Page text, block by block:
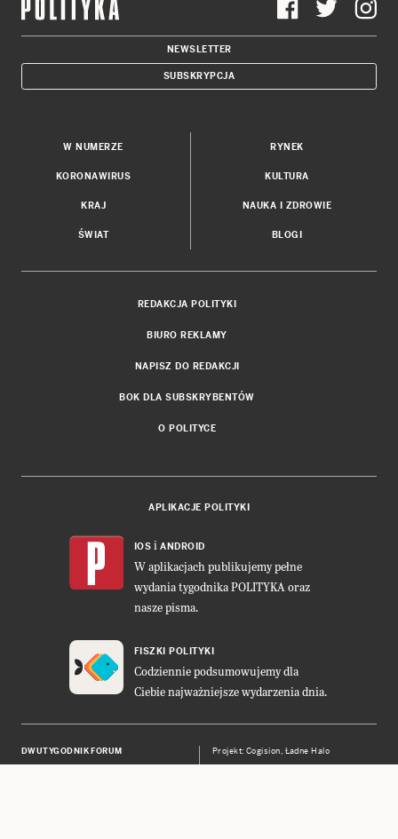
NEWSLETTER
SUBSKRYPCJA
W NUMERZE
KORONAWIRUS
KRAJ
ŚWIAT
RYNEK
KULTURA
NAUKA I ZDROWIE
BLOGI
REDAKCJA POLITYKI
BIURO REKLAMY
NAPISZ DO REDAKCJI
BOK DLA SUBSKRYBENTÓW
O POLITYCE
APLIKACJE POLITYKI
IOS i ANDROID
W aplikacjach publikujemy pełne
wydania tygodnika POLITYKA oraz
nasze pisma.
FISZKI POLITYKI
Codziennie podsumowujemy dla
Ciebie najważniejsze wydarzenia dnia.
DWUTYGODNIK FORUM Projekt:Cogision, Ładne Halo